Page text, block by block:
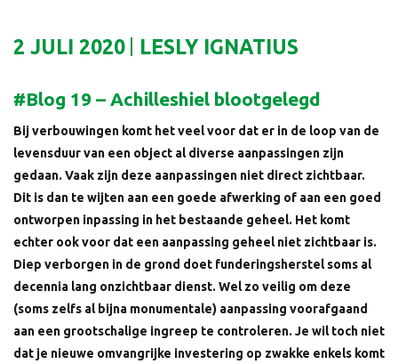
2 JULI 2020 LESLY IGNATIUS
#Blog 19 – Achilleshiel blootgelegd
Bij verbouwingen komt het veel voor dat er in de loop van de
levensduur van een object al diverse aanpassingen zijn
gedaan. Vaak zijn deze aanpassingen niet direct zichtbaar.
Dit is dan te wijten aan een goede afwerking of aan een goed
ontworpen inpassing in het bestaande geheel. Het komt
echter ook voor dat een aanpassing geheel niet zichtbaar is.
Diep verborgen in de grond doet funderingsherstel soms al
decennia lang onzichtbaar dienst. Wel zo veilig om deze
(soms zelfs al bijna monumentale) aanpassing voorafgaand
aan een grootschalige ingreep te controleren. Je wil toch niet
dat je nieuwe omvangrijke investering op zwakke enkels komt